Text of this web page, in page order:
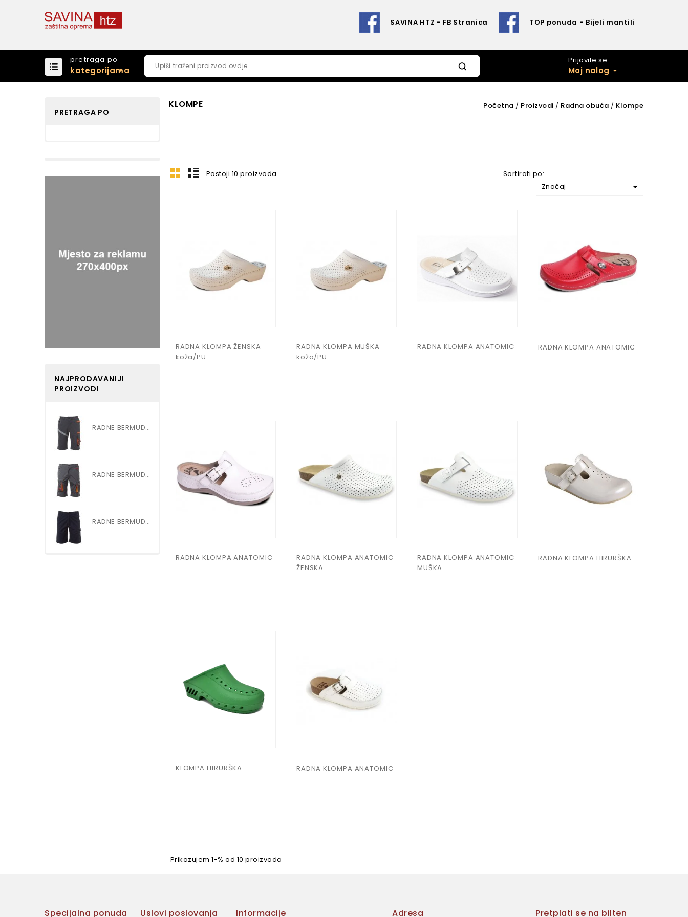
SAVINA HTZ - FB Stranica TOP ponuda - Bijeli mantili
pretraga po
kategorijama
Prijavite se
Moj nalog
PRETRAGA PO
NAJPRODAVANIJI
PROIZVODI
RADNE BERMUDE ŠORC NEXT 4W
RADNE BERMUDE ŠORC NEXT 400 S
RADNE BERMUDE art.SERVICE...
KLOMPE Početna Proizvodi Radna obuća Klompe
Postoji 10 proizvoda.
Sortirati po:
Značaj

RADNA KLOMPA ŽENSKA
koža/PU
RADNA KLOMPA MUŠKA
koža/PU
RADNA KLOMPA ANATOMIC RADNA KLOMPA ANATOMIC
RADNA KLOMPA ANATOMIC
RADNA KLOMPA ANATOMIC
ŽENSKA
RADNA KLOMPA ANATOMIC
MUŠKA
RADNA KLOMPA HIRURŠKA
KLOMPA HIRURŠKA RADNA KLOMPA ANATOMIC
Prikazujem 1-% od 10 proizvoda
Specijalna ponuda Uslovi poslovanja Informacije Adresa Pretplati se na bilten